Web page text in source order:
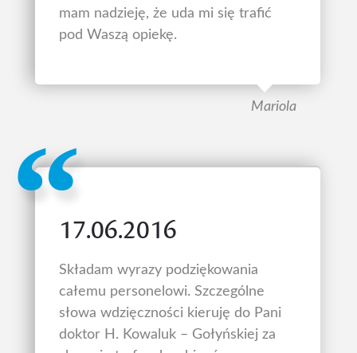
mam nadzieję, że uda mi się trafić
pod Waszą opiekę.
Mariola
17.06.2016
Składam wyrazy podziękowania
całemu personelowi. Szczególne
słowa wdzięczności kieruję do Pani
doktor H. Kowaluk – Gołyńskiej za